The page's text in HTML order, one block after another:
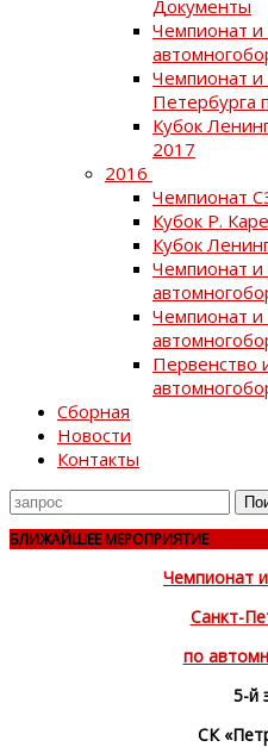
Документы
Чемпионат
Чемпионат и
Петербурга
Кубок
2017
2016
Чемпионат
Кубок Р.
Кубок
Чемпионат и
Чемпионат
Первенство
Сборная
Новости
Контакты
Поиск
для
БЛИЖАЙШЕЕ МЕРОПРИЯТИЕ
Чемпионат
Санкт-
по
5-й
СК